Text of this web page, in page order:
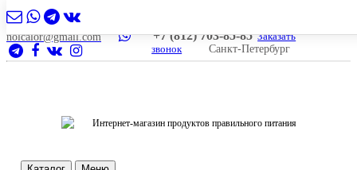
nolcalor@gmail.com +7 (812) 703-85-85 Заказать
звонок
Санкт-Петербург
Интернет-магазин продуктов правильного питания